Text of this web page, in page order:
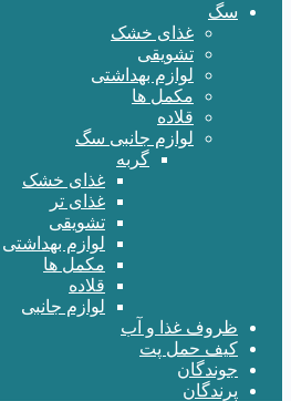
سگ
غذای خشک
تشویقی
لوازم بهداشتی
مکمل ها
قلاده
لوازم جانبی سگ
گربه
غذای خشک
غذای تر
تشویقی
لوازم بهداشتی
مکمل ها
قلاده
لوازم جانبی
ظروف غذا و آب
کیف حمل پت
جوندگان
پرندگان